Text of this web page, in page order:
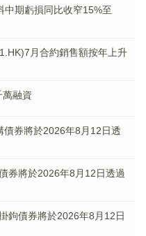
期虧損同比收窄15%至
月合約銷售額按年上升
融資
債券將於2026年8月12日透
券將於2026年8月12日透過
鉤債券將於2026年8月12日